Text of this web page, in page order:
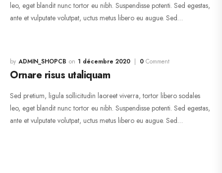
leo, eget blandit nunc tortor eu nibh. Suspendisse potenti. Sed egestas,
ante et vulputate volutpat, uctus metus libero eu augue. Sed…
ADMIN_SHOPCB 1 décembre 2020 0 Comment
Ornare risus utaliquam
Sed pretium, ligula sollicitudin laoreet viverra, tortor libero sodales
leo, eget blandit nunc tortor eu nibh. Suspendisse potenti. Sed egestas,
ante et vulputate volutpat, uctus metus libero eu augue. Sed…